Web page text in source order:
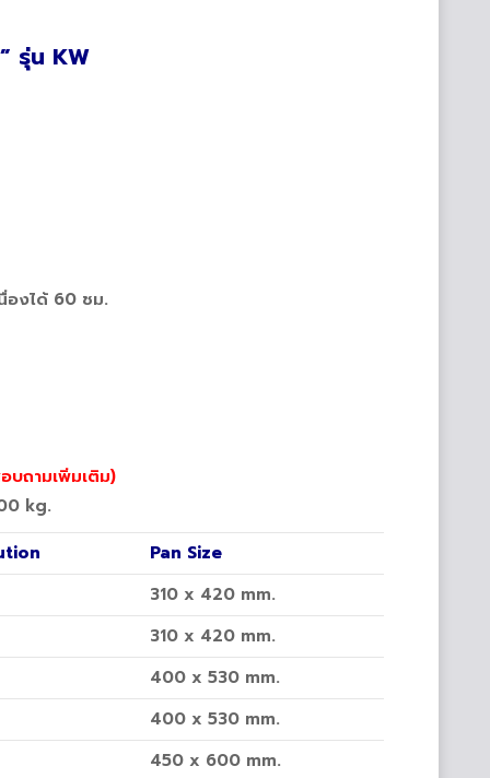
รุ่น KW
องได้ 60 ชม.
บถามเพิ่มเติม)
kg.
Pan Size
310 x 420 mm.
310 x 420 mm.
400 x 530 mm.
400 x 530 mm.
450 x 600 mm.